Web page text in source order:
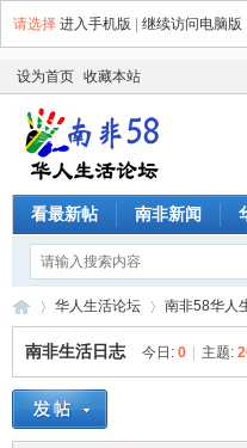
请选择 进入手机版 继续访问电脑版
设为首页 收藏本站
看最新帖 南非新闻
»
华人生活论坛 南非58华人
南非生活日志 今日: 0 主题: